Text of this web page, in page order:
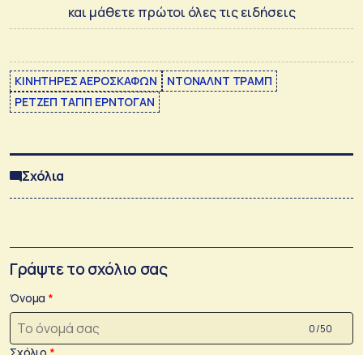
και μάθετε πρώτοι όλες τις ειδήσεις
ΚΙΝΗΤΗΡΕΣ ΑΕΡΟΣΚΑΦΩΝ
ΝΤΟΝΑΛΝΤ ΤΡΑΜΠ
ΡΕΤΖΕΠ ΤΑΓΙΠ ΕΡΝΤΟΓΑΝ
Σχόλια
Γράψτε το σχόλιο σας
Όνομα
0 /50
Σχόλιο